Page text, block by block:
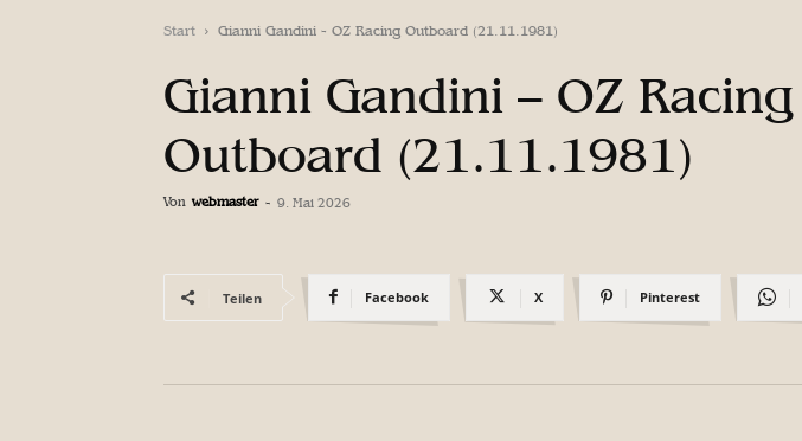
Start Gianni Gandini - OZ Racing Outboard (21.11.1981)
Gianni Gandini – OZ Racing
Outboard (21.11.1981)
Von webmaster - 9. Mai 2026
Teilen Facebook X Pinterest